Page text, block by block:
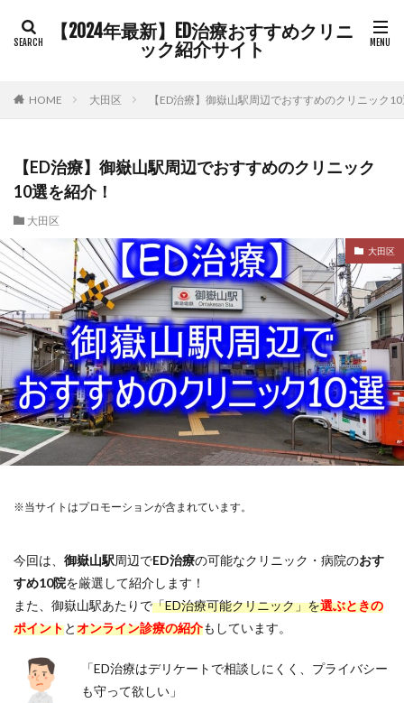
【2024年最新】ED治療おすすめクリニ
ック紹介サイト
HOME 大田区 【ED治療】御嶽山駅周辺でおすすめのクリニック
【ED治療】御嶽山駅周辺でおすすめのクリニック
10選を紹介！
大田区
大田区
※当サイトはプロモーションが含まれています。
今回は、 御嶽山駅周辺でED治療の可能なクリニック・病院のおす
すめ10院を厳選して紹介します！
また、御嶽山駅あたりで「ED治療可能クリニック」を選ぶときの
ポイントとオンライン診療の紹介もしています。
「ED治療はデリケートで相談しにくく、プライバシー
も守って欲しい」